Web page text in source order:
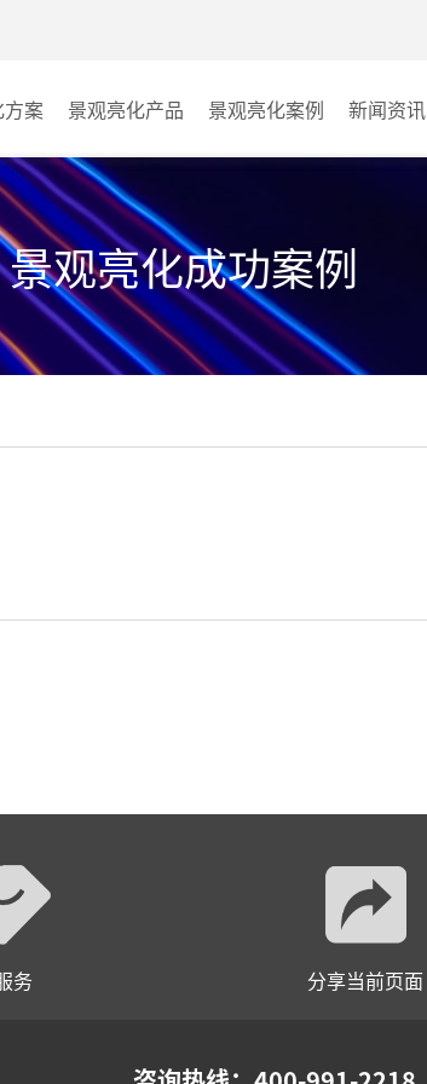
案 景观亮化产品
AI智慧文旅灯光系统
AI智慧照明控制系统
投光灯
洗墙灯
景观亮化案例
文旅照明
其它
新闻资讯
景观亮化成功案例
务 分享当前页面